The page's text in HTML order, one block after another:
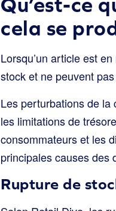
cela se
Lorsqu’un article est
stock et ne peuvent
Les perturbations de la
les limitations de
consommateurs et les
principales causes des
Rupture de